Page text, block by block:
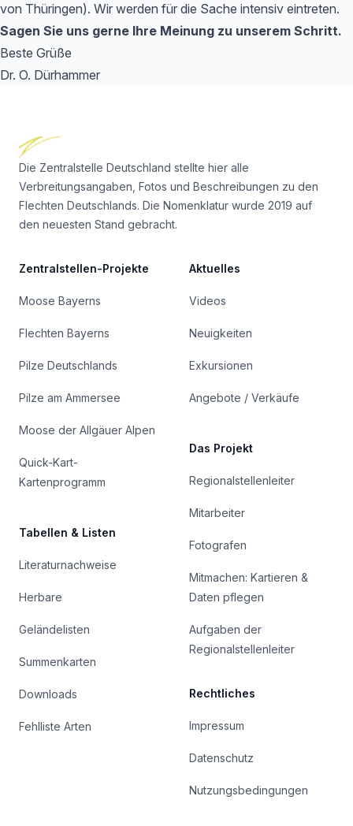
von Thüringen). Wir werden für die Sache intensiv eintreten.
Sagen Sie uns gerne Ihre Meinung zu unserem Schritt.
Beste Grüße
Dr. O. Dürhammer
Die Zentralstelle Deutschland stellte hier alle
Verbreitungsangaben, Fotos und Beschreibungen zu den
Flechten Deutschlands. Die Nomenklatur wurde 2019 auf
den neuesten Stand gebracht.
Zentralstellen-Projekte
Moose Bayerns
Flechten Bayerns
Pilze Deutschlands
Pilze am Ammersee
Moose der Allgäuer Alpen
Quick-Kart-
Kartenprogramm
Tabellen & Listen
Literaturnachweise
Herbare
Geländelisten
Summenkarten
Downloads
Fehlliste Arten
Aktuelles
Videos
Neuigkeiten
Exkursionen
Angebote / Verkäufe
Das Projekt
Regionalstellenleiter
Mitarbeiter
Fotografen
Mitmachen: Kartieren &
Daten pflegen
Aufgaben der
Regionalstellenleiter
Rechtliches
Impressum
Datenschutz
Nutzungsbedingungen